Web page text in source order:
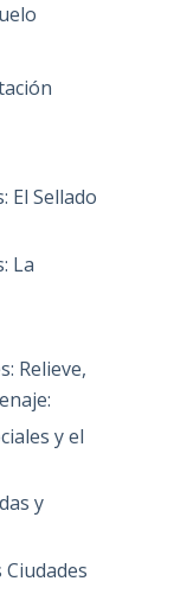
El Sellado
La
Relieve,
y el
y